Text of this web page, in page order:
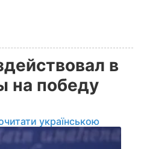
в
на победу
українською